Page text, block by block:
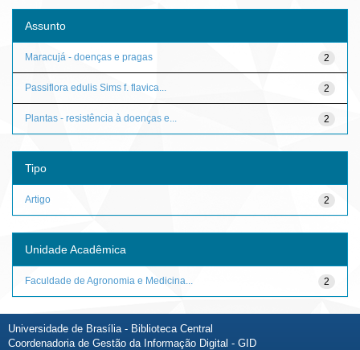
Assunto
2
Maracujá - doenças e pragas
2
Passiflora edulis Sims f. flavica...
2
Plantas - resistência à doenças e...
Tipo
2
Artigo
Unidade Acadêmica
2
Faculdade de Agronomia e Medicina...
Universidade de Brasília - Biblioteca Central
Coordenadoria de Gestão da Informação Digital - GID